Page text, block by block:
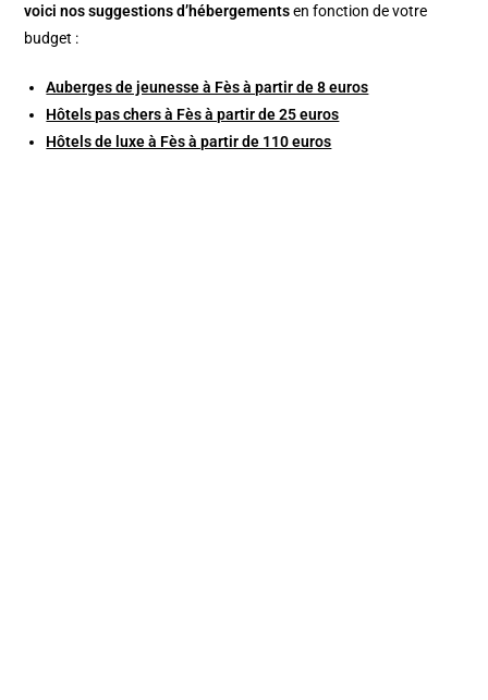
voici nos suggestions d’hébergements en fonction de votre
budget :
Auberges de jeunesse à Fès à partir de 8 euros
Hôtels pas chers à Fès à partir de 25 euros
Hôtels de luxe à Fès à partir de 110 euros